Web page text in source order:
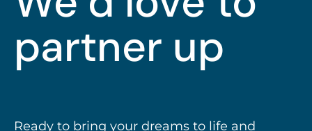
partner up
Ready to bring your dreams to life and